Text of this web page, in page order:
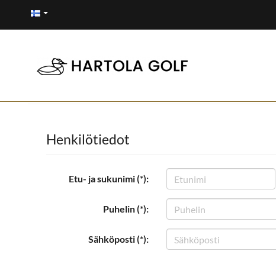
Henkilötiedot
Etu- ja sukunimi (*):
Puhelin (*):
Sähköposti (*):